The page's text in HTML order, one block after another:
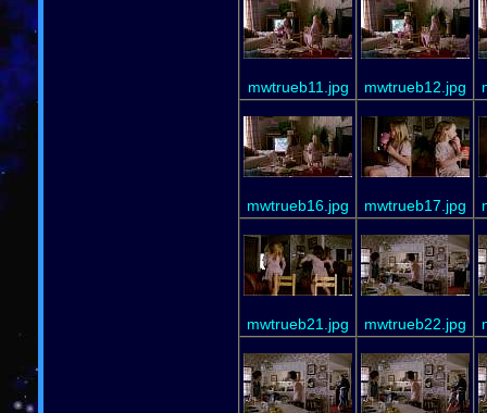
mwtrueb11.jpg mwtrueb12.jpg
mwtrueb16.jpg mwtrueb17.jpg
mwtrueb21.jpg mwtrueb22.jpg